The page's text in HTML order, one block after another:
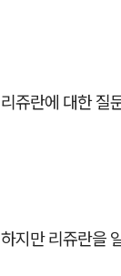
리쥬란에 대한 질
하지만 리쥬란을